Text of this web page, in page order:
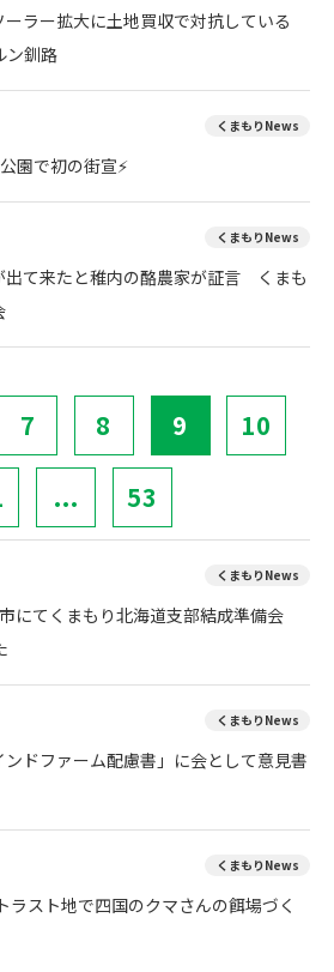
ラー拡大に土地買収で対抗している
ン釧路
くまもりNews
園で初の街宣⚡
くまもりNews
出て来たと稚内の酪農家が証言 くまも
7 8 9 10
... 53
くまもりNews
にてくまもり北海道支部結成準備会
くまもりNews
ドファーム配慮書」に会として意見書
くまもりNews
スト地で四国のクマさんの餌場づく